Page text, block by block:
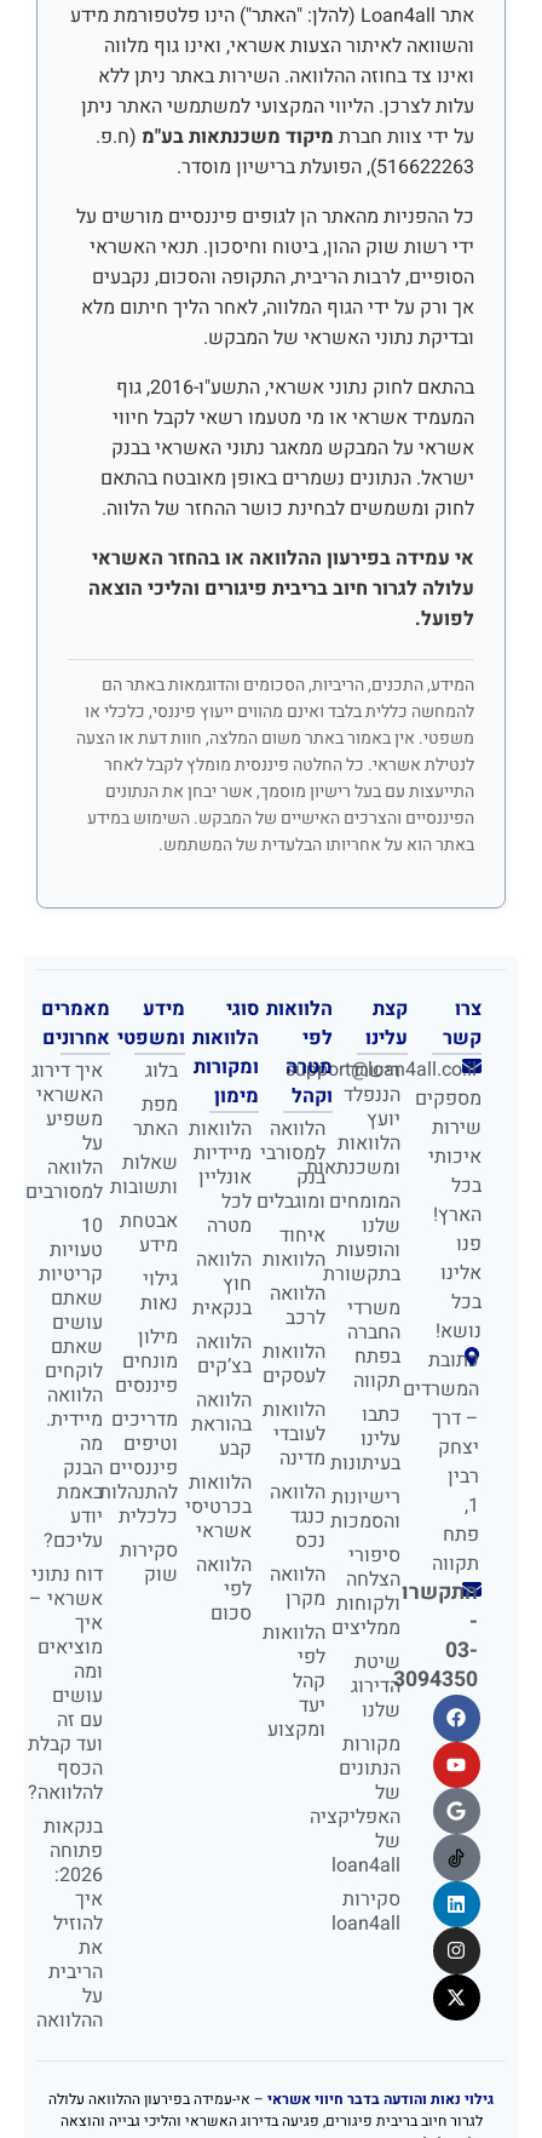
אתר Loan4all (להלן: "האתר") הינו פלטפורמת מידע
והשוואה לאיתור הצעות אשראי, ואינו גוף מלווה
ואינו צד בחוזה ההלוואה. השירות באתר ניתן ללא
עלות לצרכן. הליווי המקצועי למשתמשי האתר ניתן
על ידי צוות חברת מיקוד משכנתאות בע"מ (ח.פ.
516622263), הפועלת ברישיון מוסדר.
כל ההפניות מהאתר הן לגופים פיננסיים מורשים על
ידי רשות שוק ההון, ביטוח וחיסכון. תנאי האשראי
הסופיים, לרבות הריבית, התקופה והסכום, נקבעים
אך ורק על ידי הגוף המלווה, לאחר הליך חיתום מלא
ובדיקת נתוני האשראי של המבקש.
בהתאם לחוק נתוני אשראי, התשע"ו-2016, גוף
המעמיד אשראי או מי מטעמו רשאי לקבל חיווי
אשראי על המבקש ממאגר נתוני האשראי בבנק
ישראל. הנתונים נשמרים באופן מאובטח בהתאם
לחוק ומשמשים לבחינת כושר ההחזר של הלווה.
אי עמידה בפירעון ההלוואה או בהחזר האשראי
עלולה לגרור חיוב בריבית פיגורים והליכי הוצאה
לפועל.
המידע, התכנים, הריביות, הסכומים והדוגמאות באתר הם
להמחשה כללית בלבד ואינם מהווים ייעוץ פיננסי, כלכלי או
משפטי. אין באמור באתר משום המלצה, חוות דעת או הצעה
לנטילת אשראי. כל החלטה פיננסית מומלץ לקבל לאחר
התייעצות עם בעל רישיון מוסמך, אשר יבחן את הנתונים
הפיננסיים והצרכים האישיים של המבקש. השימוש במידע
באתר הוא על אחריותו הבלעדית של המשתמש.
צרו
קשר
support@loan4all.co.il
מספקים
שירות
איכותי
בכל
הארץ!
פנו
אלינו
בכל
נושא!
כתובת
המשרדים
– דרך
יצחק
רבין
1,
פתח
תקווה
התקשרו
-
03-
3094350
קצת
עלינו
רישרד
הננפלד
יועץ
הלוואות
ומשכנתאות
המומחים
שלנו
והופעות
בתקשורת
משרדי
החברה
בפתח
תקווה
כתבו
עלינו
בעיתונות
רישיונות
והסמכות
סיפורי
הצלחה
ולקוחות
ממליצים
שיטת
הדירוג
שלנו
מקורות
הנתונים
של
האפליקציה
של
loan4all
סקירות
loan4all
הלוואות
לפי
מטרה
וקהל
הלוואה
למסורבי
בנק
ומוגבלים
איחוד
הלוואות
הלוואה
לרכב
הלוואות
לעסקים
הלוואות
לעובדי
מדינה
הלוואה
כנגד
נכס
הלוואה
מקרן
הלוואות
לפי
קהל
יעד
ומקצוע
סוגי
הלוואות
ומקורות
מימון
הלוואות
מיידיות
אונליין
לכל
מטרה
הלוואה
חוץ
בנקאית
הלוואה
בצ’קים
הלוואה
בהוראת
קבע
הלוואות
בכרטיסי
אשראי
הלוואה
לפי
סכום
מידע
ומשפטי
בלוג
מפת
האתר
שאלות
ותשובות
אבטחת
מידע
גילוי
נאות
מילון
מונחים
פיננסים
מדריכים
וטיפים
פיננסיים
להתנהלות
כלכלית
סקירות
שוק
מאמרים
אחרונים
איך דירוג
האשראי
משפיע
על
הלוואה
למסורבים
10
טעויות
קריטיות
שאתם
עושים
שאתם
לוקחים
הלוואה
מיידית.
מה
הבנק
באמת
יודע
עליכם?
דוח נתוני
אשראי –
איך
מוציאים
ומה
עושים
עם זה
ועד קבלת
הכסף
להלוואה?
בנקאות
פתוחה
2026:
איך
להוזיל
את
הריבית
על
ההלוואה
גילוי נאות והודעה בדבר חיווי אשראי – אי-עמידה בפירעון ההלוואה עלולה
לגרור חיוב בריבית פיגורים, פגיעה בדירוג האשראי והליכי גבייה והוצאה